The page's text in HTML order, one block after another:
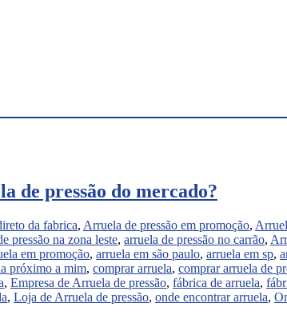
de pressão do mercado?
da fabrica, Arruela de pressão em promoção,
pressão na zona leste, arruela de pressão no carrão,
em promoção, arruela em são paulo, arruela em sp,
próximo a mim, comprar arruela, comprar arruela de
, Empresa de Arruela de pressão, fábrica de arruela,
, Loja de Arruela de pressão, onde encontrar arruela,